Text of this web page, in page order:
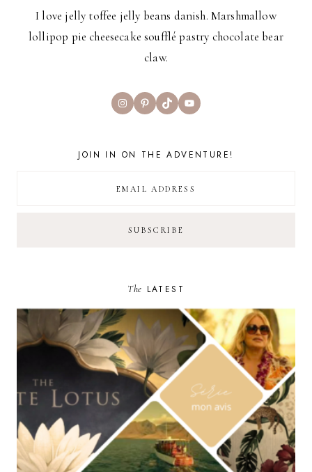
I love jelly toffee jelly beans danish. Marshmallow
lollipop pie cheesecake soufflé pastry chocolate bear
claw.
InstagramPinterest
TikTokYouTube
JOIN IN ON THE ADVENTURE!
The LATEST